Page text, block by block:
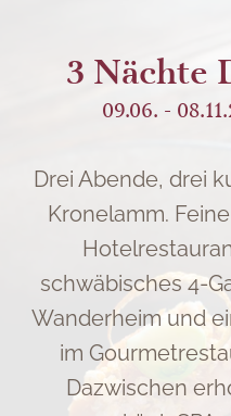
3 Nächte
09.06. -
Drei Abende, drei
Kronelamm.
schwäbisches 4-
Wanderheim und
im
Dazwischen